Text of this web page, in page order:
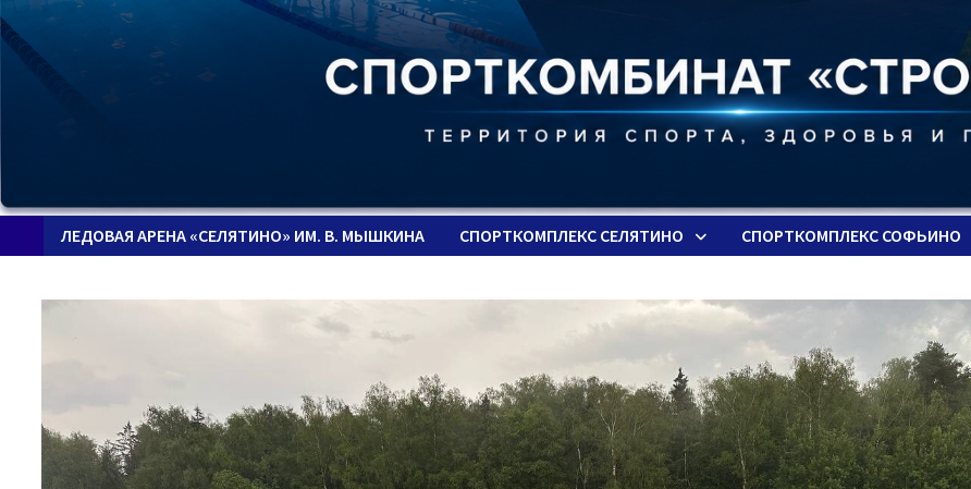
ЛЕДОВАЯ АРЕНА «СЕЛЯТИНО» ИМ. В. МЫШКИНА СПОРТКОМПЛЕКС СЕЛЯТИНО СПОРТКОМПЛЕКС СОФЬИНО